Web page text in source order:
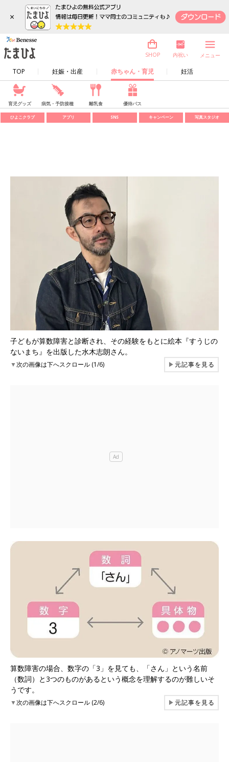
×
TOP 妊娠・出産 赤ちゃん・育児 妊活
SHOP 内祝い メニュー
育児グッズ 病気・予防接種 離乳食 優待パス
ひよこクラブ アプリ SNS キャンペーン 写真スタジオ
子どもが算数障害と診断され、その経験をもとに絵本『すうじの
ないまち』を出版した水木志朗さん。
▼次の画像は下へスクロール (1/6) ▶元記事を見る
算数障害の場合、数字の「3」を見ても、「さん」という名前
（数詞）と3つのものがあるという概念を理解するのが難しいそ
うです。
▼次の画像は下へスクロール (2/6) ▶元記事を見る